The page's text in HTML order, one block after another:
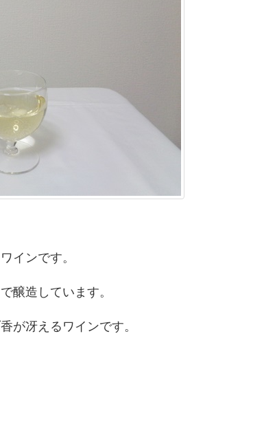
インです。
醸造しています。
が冴えるワインです。